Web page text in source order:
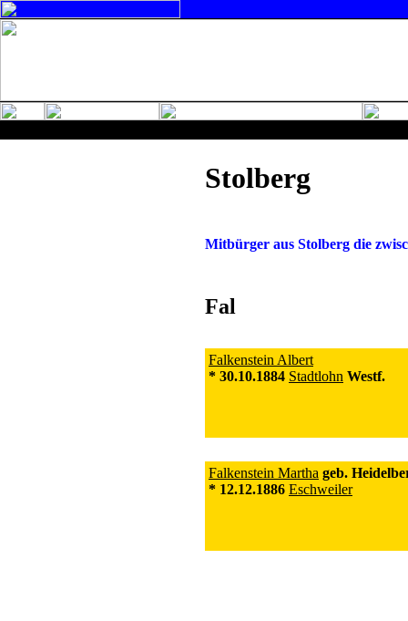
Stolberg
Mitbürger aus Stolberg die
Fal
Falkenstein Albert
* 30.10.1884 Stadtlohn Westf.
Falkenstein Martha geb.
* 12.12.1886 Eschweiler